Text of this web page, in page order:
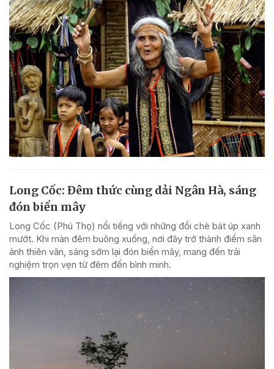
Long Cốc: Đêm thức cùng dải Ngân Hà, sáng
đón biển mây
Long Cốc (Phú Thọ) nổi tiếng với những đồi chè bát úp xanh
mướt. Khi màn đêm buông xuống, nơi đây trở thành điểm săn
ảnh thiên văn, sáng sớm lại đón biển mây, mang đến trải
nghiệm trọn vẹn từ đêm đến bình minh.